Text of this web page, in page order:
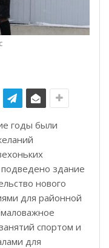
годы были
здание
нового
для районной
спортом и
для